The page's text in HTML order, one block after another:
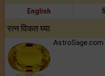
English
रत्न विकत घ्या
AstroSage.com